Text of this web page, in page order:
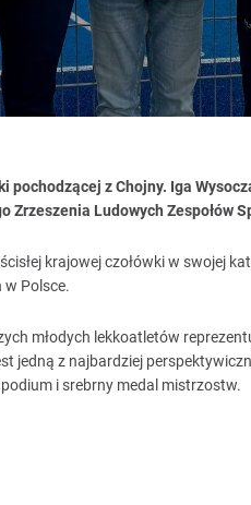
z Chojny. Iga
Zrzeszenia Ludowych Zespołów
krajowej czołówki w swojej
w Polsce.
młodych lekkoatletów
jedną z najbardziej
i srebrny medal mistrzostw.